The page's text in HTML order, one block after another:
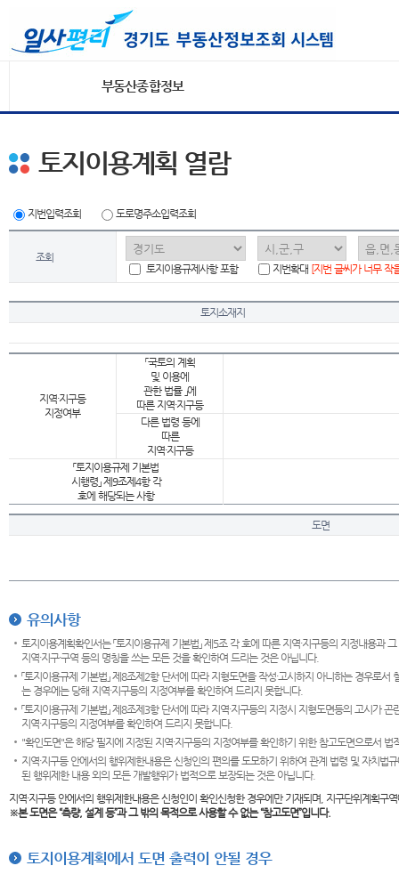
부동산종합정보
토지이용계획 열람
지번입력조회 도로명주소입력조회
조회
토지이용규제사항 포함
지번확대 [지번 글씨가 너무 작
토지소재지
지역·지구등
지정여부
「국토의 계획
및 이용에
관한 법률 」에
따른 지역·지구등
다른 법령 등에
따른
지역·지구등
「토지이용규제 기본법
시행령」 제9조제4항 각
호에 해당되는 사항
도면
유의사항
토지이용계획확인서는 「토지이용규제 기본법」 제5조 각 호에 따른 지역·지구등의 지정내용
지역·지구·구역 등의 명칭을 쓰는 모든 것을 확인하여 드리는 것은 아닙니다.
「토지이용규제 기본법」 제8조제2항 단서에 따라 지형도면을 작성·고시하지 아니하는 경우로
는 경우에는 당해 지역·지구등의 지정여부를 확인하여 드리지 못합니다.
「토지이용규제 기본법」 제8조제3항 단서에 따라 지역·지구등의 지정시 지형도면등의 고시가
지역·지구등의 지정여부를 확인하여 드리지 못합니다.
"확인도면"은 해당 필지에 지정된 지역·지구등의 지정여부를 확인하기 위한 참고도면으로서
지역·지구등 안에서의 행위제한내용은 신청인의 편의를 도모하기 위하여 관계 법령 및 자치
된 행위제한 내용 외의 모든 개발행위가 법적으로 보장되는 것은 아닙니다.
지역·지구등 안에서의 행위제한내용은 신청인이 확인신청한 경우에만 기재되며, 지구단위계획
※본 도면은“측량, 설계 등”과 그 밖의 목적으로 사용할 수 없는 “참고도면”입니다.
토지이용계획에서 도면 출력이 안될 경우